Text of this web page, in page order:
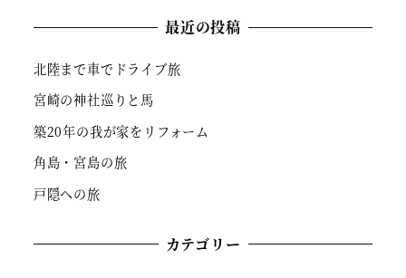
最近の投稿
北陸まで車でドライブ旅
宮崎の神社巡りと馬
築20年の我が家をリフォーム
角島・宮島の旅
戸隠への旅
カテゴリー